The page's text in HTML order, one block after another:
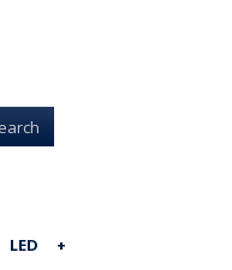
LED +